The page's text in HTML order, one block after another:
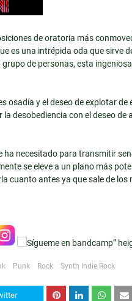
de oratoria más
es una intrépida oda que sirve
de personas, esta
osadía y el deseo de explotar
desobediencia con el deseo
ha necesitado para transmitir
se eleve a un plano más
cuanto antes ya que sale de
Punk Rock Synth Indie Rock